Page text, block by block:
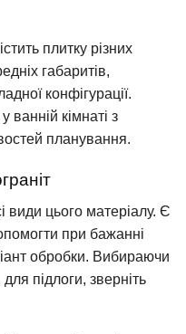
плитку різних
габаритів,
конфігурації.
ванній кімнаті з
планування.
види цього матеріалу. Є
при бажанні
обробки. Вибираючи
підлоги, зверніть